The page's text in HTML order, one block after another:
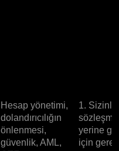
Hesap yönetimi,
dolandırıcılığın
önlenmesi,
güvenlik, AML,
1.
yerine
için